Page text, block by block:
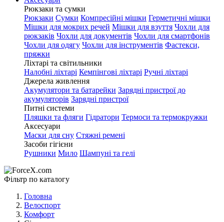
Рюкзаки та сумки
Рюкзаки Сумки Компресійні мішки Герметичні мішки
Мішки для мокрих речей Мішки для взуття Чохли для
рюкзаків Чохли для документів Чохли для смартфонів
Чохли для одягу Чохли для інструментів Фастекси,
пряжки
Ліхтарі та світильники
Налобні ліхтарі Кемпінгові ліхтарі Ручні ліхтарі
Джерела живлення
Акумулятори та батарейки Зарядні пристрої до
акумуляторів Зарядні пристрої
Питні системи
Пляшки та фляги Гідратори Термоси та термокружки
Аксесуари
Маски для сну Стяжні ремені
Засоби гігієни
Рушники Мило Шампуні та гелі
Фільтр по каталогу
Головна
Велоспорт
Комфорт